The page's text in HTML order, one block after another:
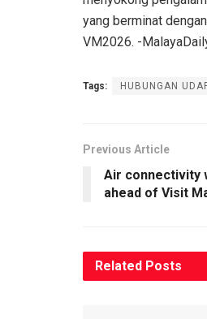
yang berminat
VM2026. -
Tags: HUBUNGAN
Previous Article
Air connectivity
ahead of Visit
Related Posts